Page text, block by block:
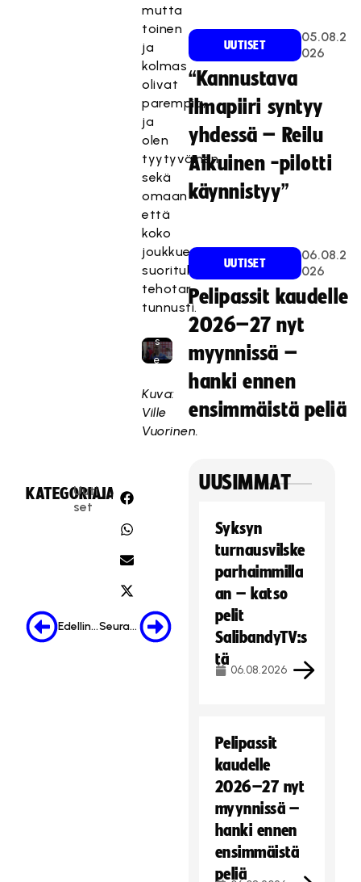
mutta
toinen
ja
kolmas
olivat
parempia,
ja
olen
tyytyväinen
sekä
omaan
että
koko
joukkueen
suoritukseen,
tehotar
tunnusti.
ä
si
äl
t
ö
n
e
st
e
tt
y,
k
o
s
k
s
e
a
a
tii
v
ä
Hyväksy markkinointievästeet
Kuva:
Ville
Vuorinen.
KATEGORIA:
Uuti
set
JAA:
Edellinen Seuraava
UUTISET
05.08.2
026
“Kannustava
ilmapiiri syntyy
yhdessä – Reilu
Aikuinen -pilotti
käynnistyy”
UUTISET
06.08.2
026
Pelipassit kaudelle
2026–27 nyt
myynnissä –
hanki ennen
ensimmäistä peliä
UUSIMMAT
Syksyn
turnausvilske
parhaimmilla
an – katso
pelit
SalibandyTV:s
tä
06.08.2026
Pelipassit
kaudelle
2026–27 nyt
myynnissä –
hanki ennen
ensimmäistä
peliä